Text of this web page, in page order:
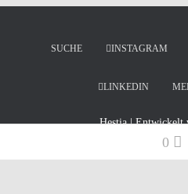
SUCHE INSTAGRAM
LINKEDIN
Hestia | Entwickelt
0